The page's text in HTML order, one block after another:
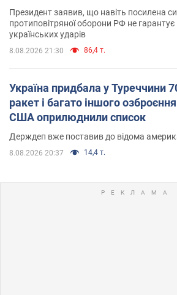
Президент заявив, що навіть посилена
протиповітряної оборони РФ не гарантує
українських ударів
8.08.2026 21:30 86,4 т.
Україна придбала у Туреччини
ракет і багато іншого
США оприлюднили список
Держдеп вже поставив до відома
8.08.2026 20:37 14,4 т.